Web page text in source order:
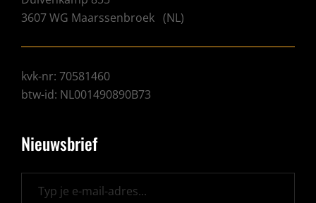
3607 WG Maarssenbroek (NL)
kvk-nr: 70581460
btw-id: NL001490890B73
Nieuwsbrief
Typ je e-mail-adres...